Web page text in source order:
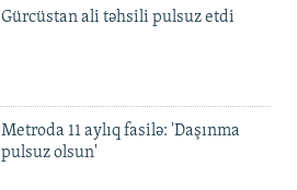
Gürcüstan ali təhsili pulsuz etdi
Metroda 11 aylıq fasilə: 'Daşınma
pulsuz olsun'